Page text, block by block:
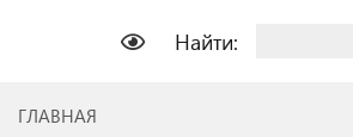
Найти:
ГЛАВНАЯ